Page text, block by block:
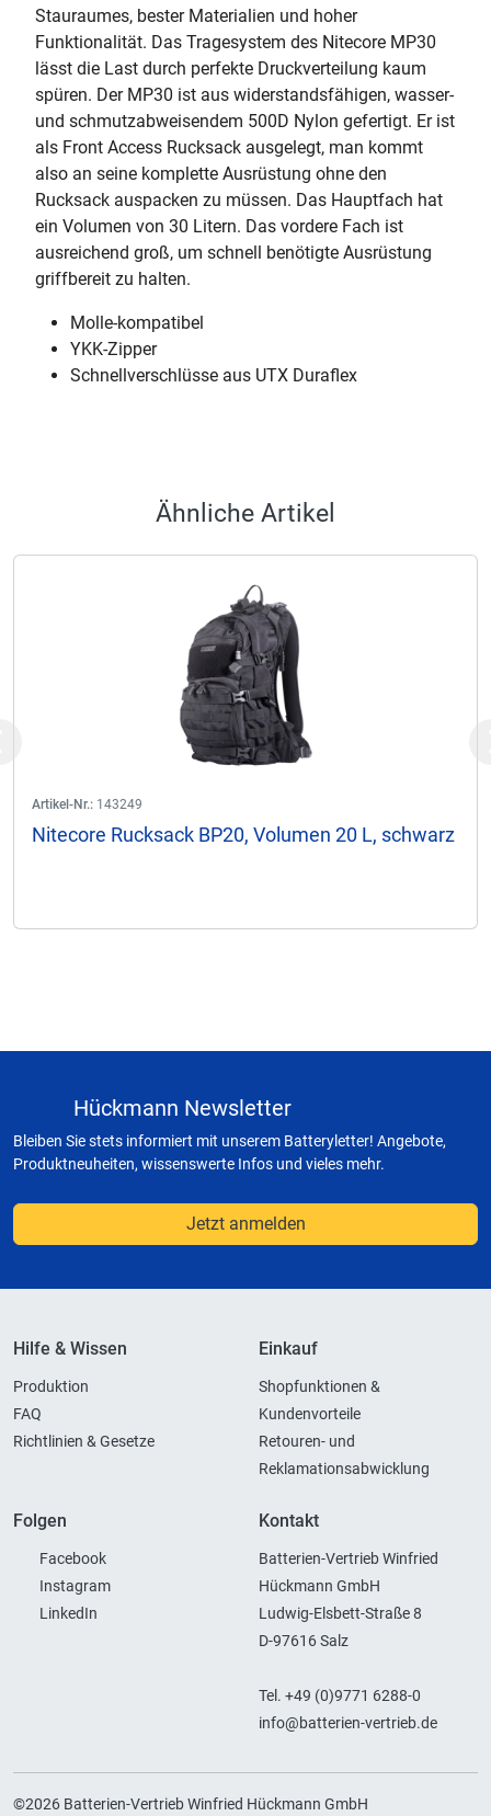
Stauraumes, bester Materialien und hoher
Funktionalität. Das Tragesystem des Nitecore MP30
lässt die Last durch perfekte Druckverteilung kaum
spüren. Der MP30 ist aus widerstandsfähigen, wasser-
und schmutzabweisendem 500D Nylon gefertigt. Er ist
als Front Access Rucksack ausgelegt, man kommt
also an seine komplette Ausrüstung ohne den
Rucksack auspacken zu müssen. Das Hauptfach hat
ein Volumen von 30 Litern. Das vordere Fach ist
ausreichend groß, um schnell benötigte Ausrüstung
griffbereit zu halten.
Molle-kompatibel
YKK-Zipper
Schnellverschlüsse aus UTX Duraflex
Ähnliche Artikel
Artikel-Nr.: 143249
Nitecore Rucksack BP20, Volumen 20 L, schwarz
Hückmann Newsletter
Bleiben Sie stets informiert mit unserem Batteryletter! Angebote,
Produktneuheiten, wissenswerte Infos und vieles mehr.
Jetzt anmelden
Hilfe & Wissen
Produktion
FAQ
Richtlinien & Gesetze
Einkauf
Shopfunktionen &
Kundenvorteile
Retouren- und
Reklamationsabwicklung
Folgen
Facebook
Instagram
LinkedIn
Kontakt
Batterien-Vertrieb Winfried
Hückmann GmbH
Ludwig-Elsbett-Straße 8
D-97616 Salz
Tel. +49 (0)9771 6288-0
info@batterien-vertrieb.de
©2026 Batterien-Vertrieb Winfried Hückmann GmbH